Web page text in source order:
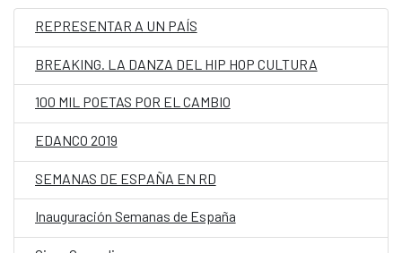
REPRESENTAR A UN PAÍS
BREAKING. LA DANZA DEL HIP HOP CULTURA
100 MIL POETAS POR EL CAMBIO
EDANCO 2019
SEMANAS DE ESPAÑA EN RD
Inauguración Semanas de España